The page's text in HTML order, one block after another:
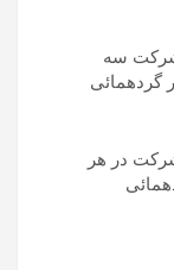
سه
گردهمائی
در هر